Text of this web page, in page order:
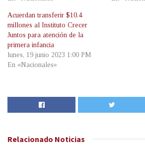
Acuerdan transferir $10.4
millones al Instituto Crecer
Juntos para atención de la
primera infancia
lunes, 19 junio 2023 1:00 PM
En «Nacionales»
Relacionado Noticias